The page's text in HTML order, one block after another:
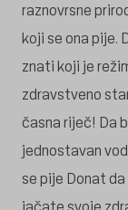
raznovrsne
koji se ona pije.
znati koji je
zdravstveno
časna riječ! Da
jednostavan
se pije Donat